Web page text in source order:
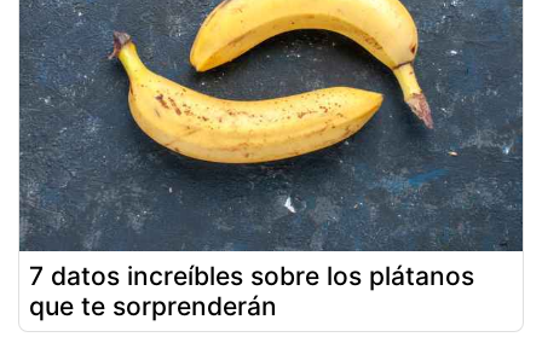
7 datos increíbles sobre los plátanos
que te sorprenderán